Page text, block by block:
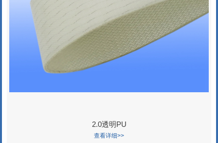
2.0透明PU
查看详细>>